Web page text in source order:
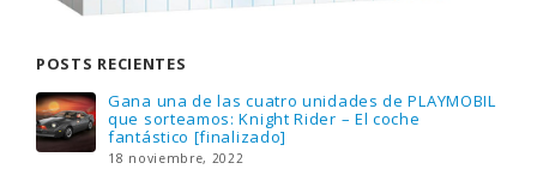
POSTS RECIENTES
Gana una de las cuatro unidades de PLAYMOBIL
que sorteamos: Knight Rider – El coche
fantástico [finalizado]
18 noviembre, 2022